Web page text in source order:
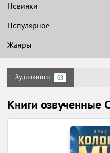
Новинки
Популярное
Жанры
Аудиокниги 63
Книги озвученные